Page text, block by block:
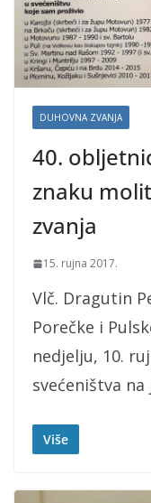
DUHOVNA ZVANJA
40.
znaku
zvanja
15. rujna 2017.
Vlč. Dragutin
Porečke i
nedjelju, 10.
svećeništva na
Više